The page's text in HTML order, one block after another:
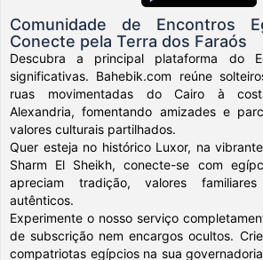
Comunidade de Encontros
Conecte pela Terra dos Faraós
Descubra a principal plataforma do
significativas. Bahebik.com reúne
ruas movimentadas do Cairo à
Alexandria, fomentando amizades e
valores culturais partilhados.
Quer esteja no histórico Luxor, na
Sharm El Sheikh, conecte-se com
apreciam tradição, valores
autênticos.
Experimente o nosso serviço
de subscrição nem encargos ocultos.
compatriotas egípcios na sua